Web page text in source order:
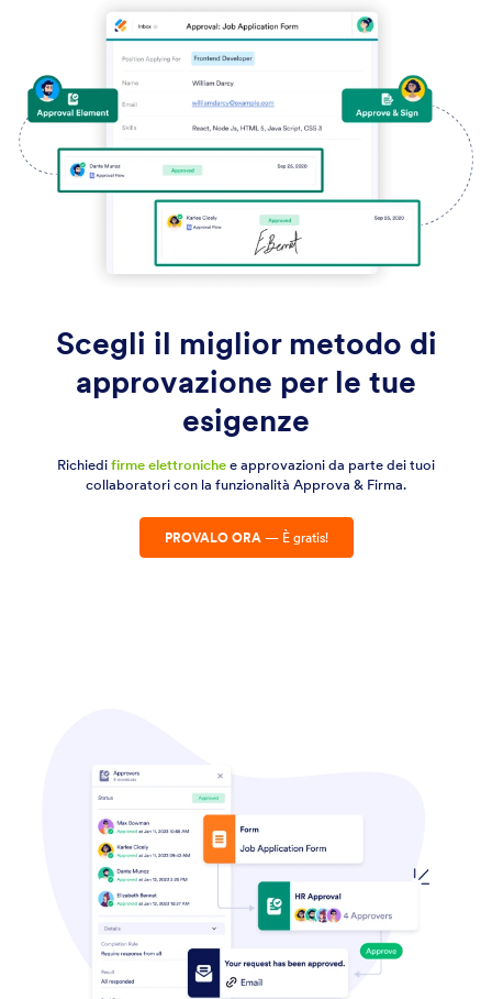
Scegli il miglior metodo di
approvazione per le tue
esigenze
Richiedifirme elettronichee approvazioni da parte dei tuoi
collaboratori con la funzionalità Approva & Firma.
PROVALO ORA — È gratis!